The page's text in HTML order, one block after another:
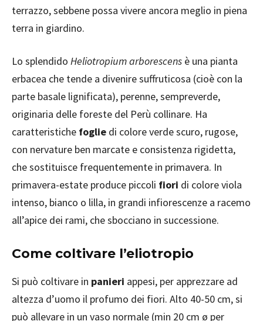
terrazzo, sebbene possa vivere ancora meglio in piena
terra in giardino.
Lo splendido Heliotropium arborescens è una pianta
erbacea che tende a divenire suffruticosa (cioè con la
parte basale lignificata), perenne, sempreverde,
originaria delle foreste del Perù collinare. Ha
caratteristiche foglie di colore verde scuro, rugose,
con nervature ben marcate e consistenza rigidetta,
che sostituisce frequentemente in primavera. In
primavera-estate produce piccoli fiori di colore viola
intenso, bianco o lilla, in grandi infiorescenze a racemo
all’apice dei rami, che sbocciano in successione.
Come coltivare l’eliotropio
Si può coltivare in panieri appesi, per apprezzare ad
altezza d’uomo il profumo dei fiori. Alto 40-50 cm, si
può allevare in un vaso normale (min 20 cm ø per